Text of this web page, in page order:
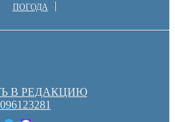
ПОГОДА
В РЕДАКЦИЮ